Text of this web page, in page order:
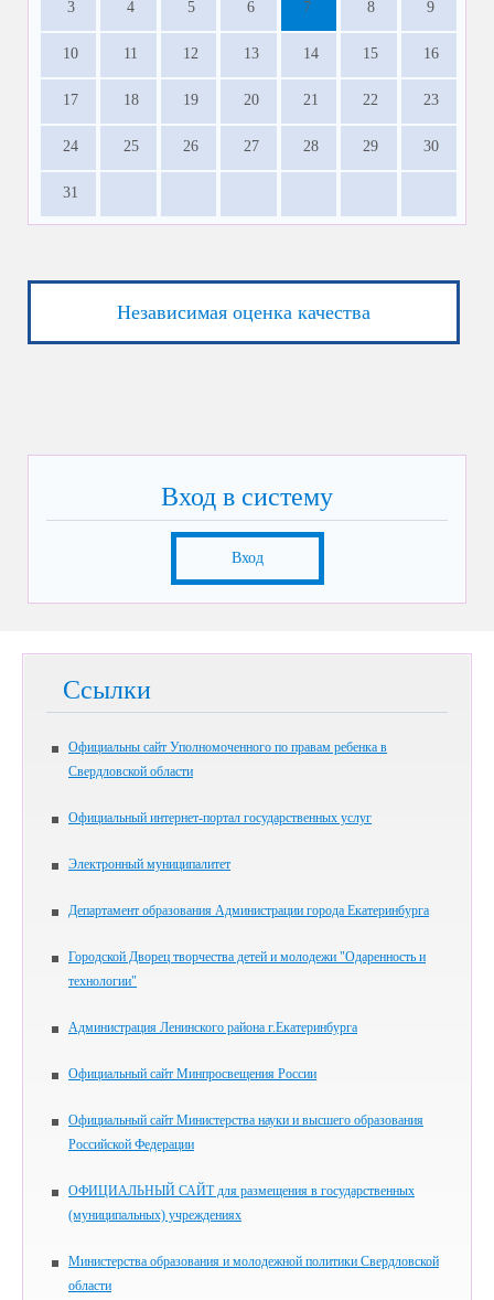
3 4 5 6 7 8 9
10 11 12 13 14 15 16
17 18 19 20 21 22 23
24 25 26 27 28 29 30
31
Независимая оценка качества
Вход в систему
Вход
Ссылки
Официальны сайт Уполномоченного по правам ребенка в
Свердловской области
Официальный интернет-портал государственных услуг
Электронный муниципалитет
Департамент образования Администрации города Екатеринбурга
Городской Дворец творчества детей и молодежи "Одаренность и
технологии"
Администрация Ленинского района г.Екатеринбурга
Официальный сайт Минпросвещения России
Официальный сайт Министерства науки и высшего образования
Российской Федерации
ОФИЦИАЛЬНЫЙ САЙТ для размещения в государственных
(муниципальных) учреждениях
Министерства образования и молодежной политики Свердловской
области